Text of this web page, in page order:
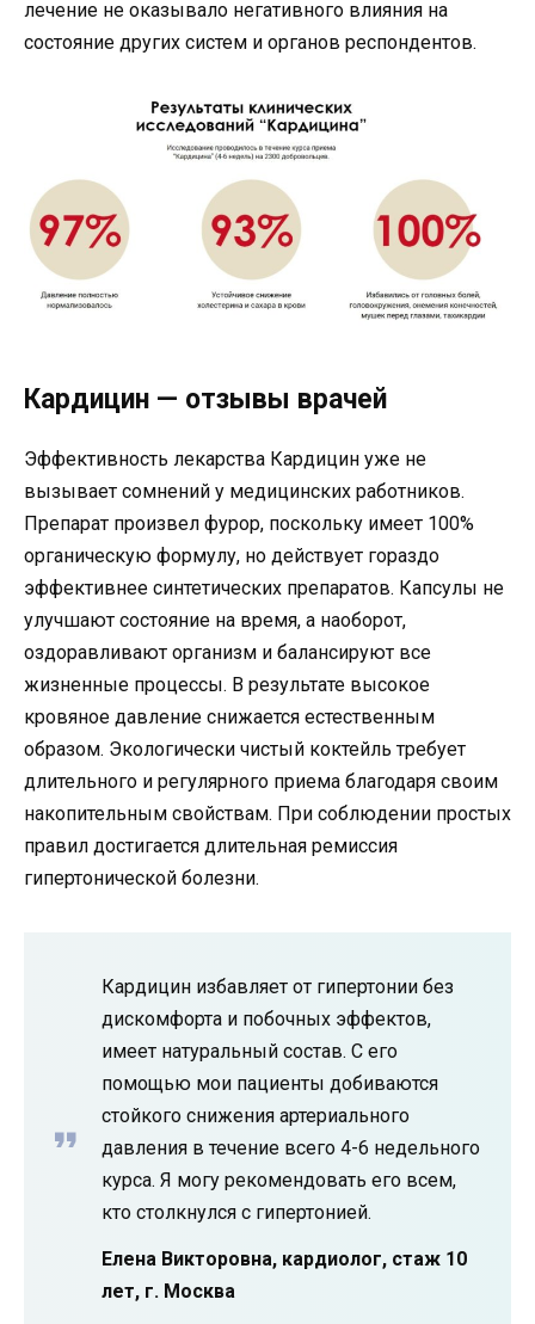
лечение не оказывало негативного влияния на
состояние других систем и органов респондентов.
Кардицин — отзывы врачей
Эффективность лекарства Кардицин уже не
вызывает сомнений у медицинских работников.
Препарат произвел фурор, поскольку имеет 100%
органическую формулу, но действует гораздо
эффективнее синтетических препаратов. Капсулы не
улучшают состояние на время, а наоборот,
оздоравливают организм и балансируют все
жизненные процессы. В результате высокое
кровяное давление снижается естественным
образом. Экологически чистый коктейль требует
длительного и регулярного приема благодаря своим
накопительным свойствам. При соблюдении простых
правил достигается длительная ремиссия
гипертонической болезни.
Кардицин избавляет от гипертонии без
дискомфорта и побочных эффектов,
имеет натуральный состав. С его
помощью мои пациенты добиваются
стойкого снижения артериального
давления в течение всего 4-6 недельного
курса. Я могу рекомендовать его всем,
кто столкнулся с гипертонией.
Елена Викторовна, кардиолог, стаж 10
лет, г. Москва